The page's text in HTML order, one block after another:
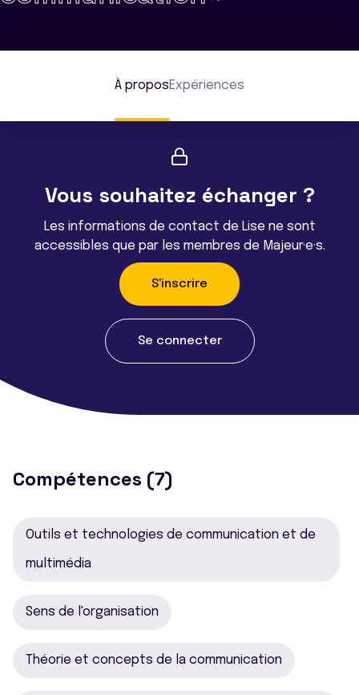
À proposExpériences
Vous souhaitez échanger ?
Les informations de contact de Lise ne sont
accessibles que par les membres de Majeur·e·s.
S'inscrire
Se connecter
Compétences (7)
Outils et technologies de communication et de
multimédia
Sens de l'organisation
Théorie et concepts de la communication